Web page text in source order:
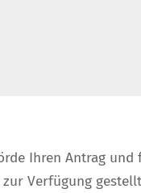
Ihren Antrag
Verfügung